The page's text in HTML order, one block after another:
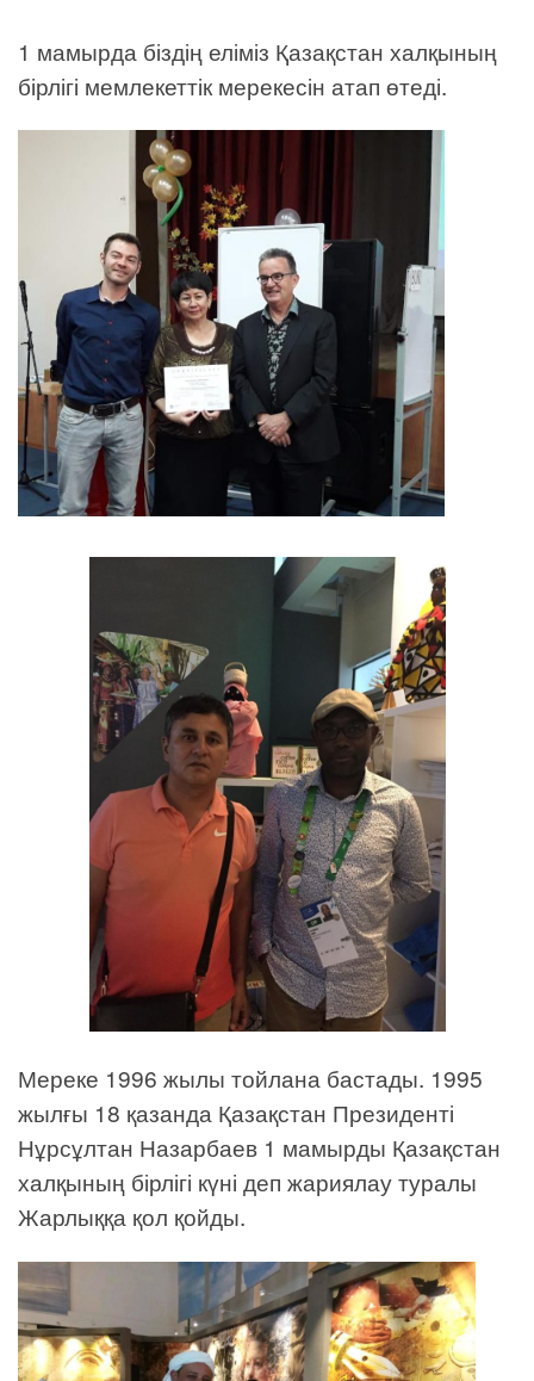
1 мамырда біздің еліміз Қазақстан халқының
бірлігі мемлекеттік мерекесін атап өтеді.
Мереке 1996 жылы тойлана бастады. 1995
жылғы 18 қазанда Қазақстан Президенті
Нұрсұлтан Назарбаев 1 мамырды Қазақстан
халқының бірлігі күні деп жариялау туралы
Жарлыққа қол қойды.